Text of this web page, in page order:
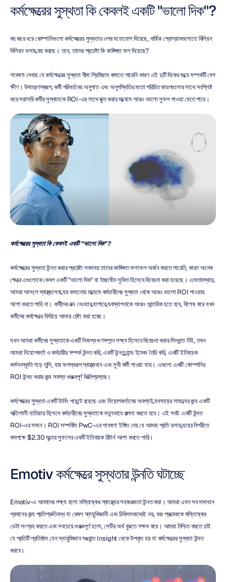
কর্মক্ষেত্রের সুস্থতা কি কেবলই একটি "ভালো দিক"?
বহু বছর ধরে কোম্পানিগুলো কর্মক্ষেত্রের সুস্থতার ওপর মনোযোগ দিয়েছে, বার্ষিক প্রোগ্রামগুলোতে বিলিয়ন
বিলিয়ন ডলার ব্যয় করছে। তবে, তাদের প্রচেষ্টা কি কাঙ্ক্ষিত ফল দিয়েছে?
গবেষণা দেখায় যে কর্মক্ষেত্রের সুস্থতা বীমা প্রিমিয়াম কমাতে পারেনি কারণ এই দুটি দিকের মধ্যে সম্পর্কটি বেশ
ক্ষীণ। উদাহরণস্বরূপ, কর্মী পরিবর্তনের অনুপাত এবং অনুপস্থিতির মতো পরিচিত কারণগুলোর সাথে সংশ্লিষ্ট
করে সরাসরি কর্মীর সুস্থতাকে ROI-এর সাথে যুক্ত করার মাধ্যমে আরও ভালো সুফল পাওয়া যেতে পারে।
কর্মক্ষেত্রের সুস্থতা কি কেবলই একটি "ভালো দিক"?
কর্মক্ষেত্রের সুস্থতা উন্নত করার প্রচেষ্টা সবসময় তাদের কাঙ্ক্ষিত ফলাফল অর্জন করতে পারেনি, কারণ অনেক
ক্ষেত্রে এগুলোকে কেবল একটি "ভালো দিক" বা ইচ্ছাধীন সুবিধা হিসেবে বিবেচনা করা হয়েছে। এমতাবস্থায়,
আমরা আসলে স্বাস্থ্যসেবা ব্যয় কমানোর মাধ্যমে কর্মচারীদের সুস্থতা থেকে আরও ভালো ROI পাওয়ার
আশা করতে পারি না। কর্মীদের যত্ন নেওয়ার ব্যাপারে ব্যবস্থাপনাকে আরও আন্তরিক হতে হবে, বিশেষ করে যখন
কর্মীদের কর্মক্ষেত্রে ফিরিয়ে আনার চেষ্টা করা হচ্ছে।
যখন আমরা কর্মীদের সুস্থতাকে একটি নিজস্ব গুণসম্পন্ন লক্ষ্য হিসেবে বিবেচনা করার সিদ্ধান্ত নিই, তখন
আমরা নিয়োগকর্তা ও কর্মচারীর সম্পর্ক উন্নত করি, একটি উন্নত ব্র্যান্ড ইমেজ তৈরি করি, একটি ইতিবাচক
কর্মসংস্কৃতি গড়ে তুলি, যার ফলস্বরূপ স্বাস্থ্যবান এবং সুখী কর্মী পাওয়া যায়। এগুলো একটি কোম্পানির
ROI উন্নত করার জন্য সমস্ত গুরুত্বপূর্ণ ভিত্তিপ্রস্তর।
কর্মক্ষেত্রের সুস্থতা একটি টার্নিং পয়েন্টে রয়েছে এবং নিয়োগকর্তাদের অবশ্যই ব্যবসায়ের সাফল্যের জন্য একটি
শক্তিশালী হাতিয়ার হিসেবে কর্মচারীদের সুস্থতাকে নতুনভাবে কল্পনা করতে হবে। এই সবই একটি উন্নত
ROI-এর সমান। ROI সম্পর্কিত PwC-এর গবেষণা ইঙ্গিত দেয় যে আমরা প্রতি ডলার ব্যয়ের বিপরীতে
কমপক্ষে $2.30 মূল্যের সুফলের একটি ইতিবাচক রিটার্ন আশা করতে পারি।
Emotiv কর্মক্ষেত্রে সুস্থতার উন্নতি ঘটাচ্ছে
Emotiv-এ আমাদের লক্ষ্য হলো মস্তিষ্কের স্বাস্থ্যের সহজলভ্যতা উন্নত করা। আমরা এমন সব সমাধান
প্রদানের জন্য প্রতিশ্রুতিবদ্ধ যা কেবল স্নায়ুবিজ্ঞানী এবং চিকিৎসকদেরই নয়, বরং প্রত্যেককে মস্তিষ্কের
ডেটা সংগ্রহ করতে এবং সবচেয়ে গুরুত্বপূর্ণ হলো, সেটির অর্থ বুঝতে সক্ষম করে। আমরা নিশ্চিত করতে চাই
যে প্রতিটি প্রতিষ্ঠান যেন স্নায়ুবিজ্ঞান সংক্রান্ত Insight থেকে উপকৃত হয় যা কর্মক্ষেত্রের সুস্থতা উন্নত
করবে।